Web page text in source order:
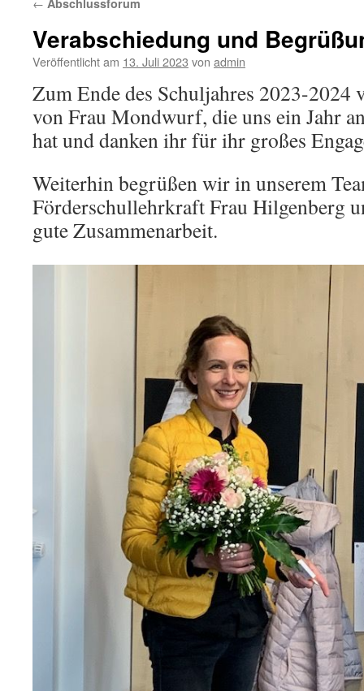
Abschlussforum
Verabschiedung und
Veröffentlicht am 13. Juli 2023 von admin
Zum Ende des Schuljahres 2023-2024
von Frau Mondwurf, die uns ein Jahr
hat und danken ihr für ihr großes
Weiterhin begrüßen wir in unserem
Förderschullehrkraft Frau Hilgenberg
gute Zusammenarbeit.